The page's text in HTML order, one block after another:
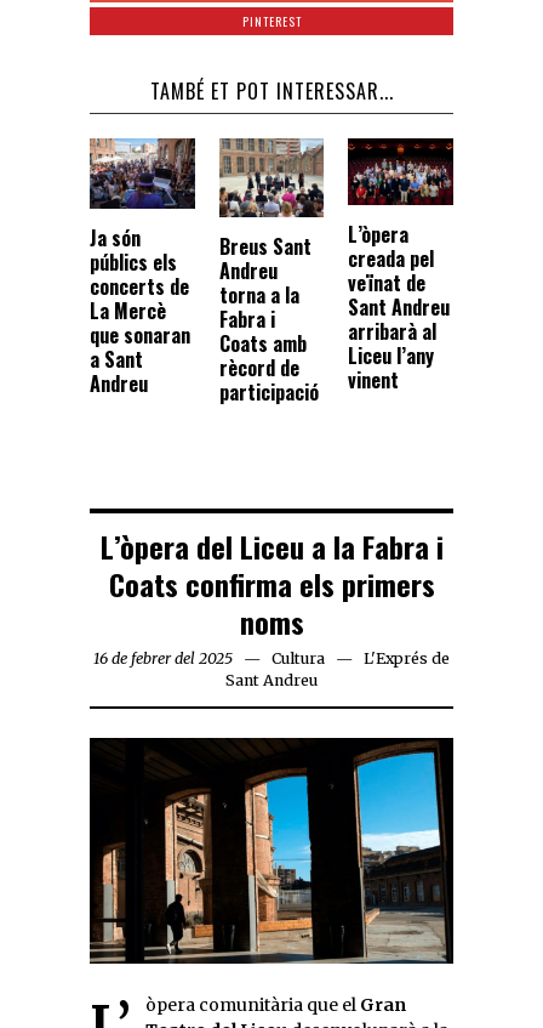
PINTEREST
TAMBÉ ET POT INTERESSAR...
Ja són
públics els
concerts de
La Mercè
que sonaran
a Sant
Andreu
Breus Sant
Andreu
torna a la
Fabra i
Coats amb
rècord de
participació
L’òpera
creada pel
veïnat de
Sant Andreu
arribarà al
Liceu l’any
vinent
L’òpera del Liceu a la Fabra i
Coats confirma els primers
noms
16 de febrer del 2025 Cultura
L'Exprés de
Sant Andreu
L’òpera comunitària que el Gran